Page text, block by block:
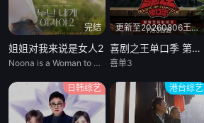
完结
姐姐对我来说是女人2
Noona is a Woman to Me 2
更新至20260806王越高光纯享打包看
喜剧之王单口季 第三季
喜单3
日韩综艺 港台综艺